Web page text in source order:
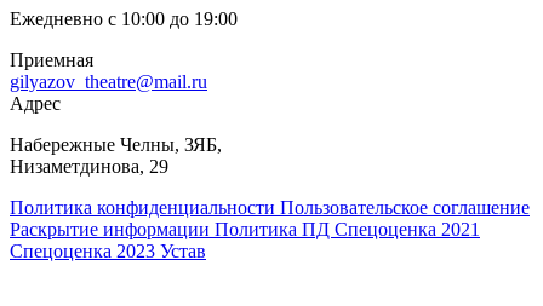
Ежедневно с 10:00 до 19:00
Приемная
gilyazov_theatre@mail.ru
Адрес
​Набережные Челны, ЗЯБ,
Низаметдинова, 29
Политика конфиденциальности Пользовательское соглашение
Раскрытие информации Политика ПД Спецоценка 2021
Спецоценка 2023 Устав